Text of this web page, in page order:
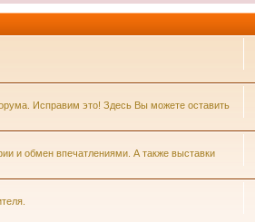
Исправим это! Здесь Вы можете оставить
и обмен впечатлениями. А также выставки